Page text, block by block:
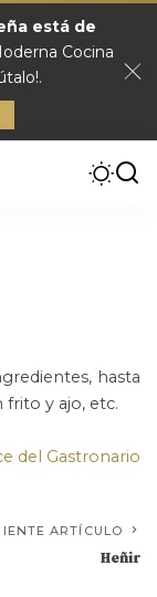
está de
Cocina
hasta
y ajo, etc.
del Gastronario
ARTÍCULO
Heñir